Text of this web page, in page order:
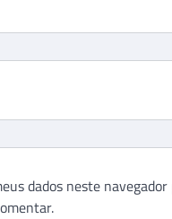
dados neste